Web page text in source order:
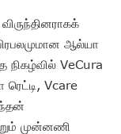
ஆல்யா
VeCura
ரெட்டி, Vcare
முன்னணி